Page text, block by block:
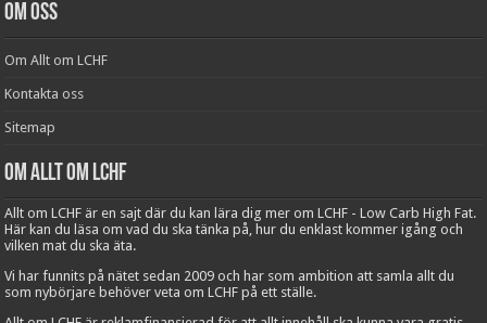
Om oss
Om Allt om LCHF
Kontakta oss
Sitemap
Om Allt om LCHF
Allt om LCHF är en sajt där du kan lära dig mer om LCHF - Low Carb High Fat.
Här kan du läsa om vad du ska tänka på, hur du enklast kommer igång och
vilken mat du ska äta.
Vi har funnits på nätet sedan 2009 och har som ambition att samla allt du
som nybörjare behöver veta om LCHF på ett ställe.